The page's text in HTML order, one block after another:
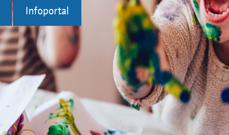
Infoportal